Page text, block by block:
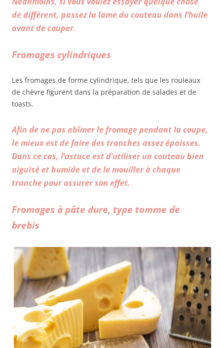
de différent, passez la lame du couteau dans l’huile
avant de couper.
Fromages cylindriques
Les fromages de forme cylindrique, tels que les rouleaux
de chèvre figurent dans la préparation de salades et de
toasts.
Afin de ne pas abîmer le fromage pendant la coupe,
le mieux est de faire des tranches assez épaisses.
Dans ce cas, l’astuce est d’utiliser un couteau bien
aiguisé et humide et de le mouiller à chaque
tranche pour assurer son effet.
Fromages à pâte dure, type tomme de
brebis